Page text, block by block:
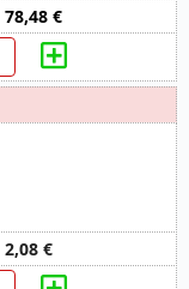
78,48 €
2,08 €